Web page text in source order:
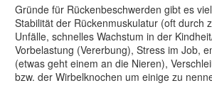
Gründe für Rückenbeschwerden gibt es
Stabilität der Rückenmuskulatur (oft durch
Unfälle, schnelles Wachstum in der
Vorbelastung (Vererbung), Stress im Job,
(etwas geht einem an die Nieren),
bzw. der Wirbelknochen um einige zu